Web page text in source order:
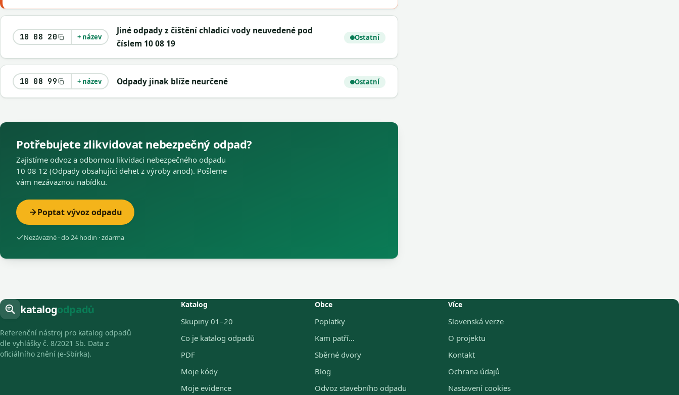
10 08 20 + název
Jiné odpady z čištění chladicí vody neuvedené pod
číslem 10 08 19
Ostatní
10 08 99 + název Odpady jinak blíže neurčené Ostatní
Potřebujete zlikvidovat nebezpečný odpad?
Zajistíme odvoz a odbornou likvidaci nebezpečného odpadu
10 08 12 (Odpady obsahující dehet z výroby anod). Pošleme
vám nezávaznou nabídku.
Poptat vývoz odpadu
Nezávazné · do 24 hodin · zdarma
katalogodpadů
Referenční nástroj pro katalog odpadů
dle vyhlášky č. 8/2021 Sb. Data z
oficiálního znění (e-Sbírka).
Katalog
Skupiny 01–20
Co je katalog odpadů
PDF
Moje kódy
Moje evidence
Obce
Poplatky
Kam patří…
Sběrné dvory
Blog
Odvoz stavebního odpadu
Více
Slovenská verze
O projektu
Kontakt
Ochrana údajů
Nastavení cookies